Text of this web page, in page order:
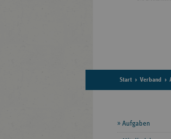
Start Verband
Seitennavigation
Aufgaben